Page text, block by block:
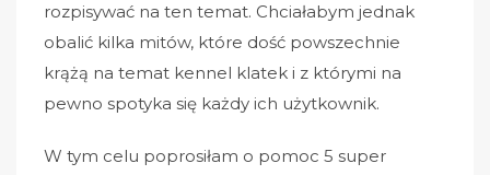
rozpisywać na ten temat. Chciałabym jednak
obalić kilka mitów, które dość powszechnie
krążą na temat kennel klatek i z którymi na
pewno spotyka się każdy ich użytkownik.
W tym celu poprosiłam o pomoc 5 super